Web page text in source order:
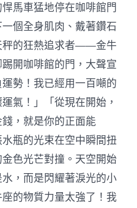
馬車猛地停在咖啡館門
一個全身肌肉、戴著鑽石
秤的狂熱追求者——金牛
開咖啡館的門，大聲宣
勢！我已經用一百噸的
氣！」「從現在開始，
，就是你的正面能
瓶的光束在空中瞬間扭
色光芒對撞。天空開始
，而是閃耀著淚光的小
的物質力量太強了！我